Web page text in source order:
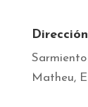
Dirección
Sarmiento
Matheu,